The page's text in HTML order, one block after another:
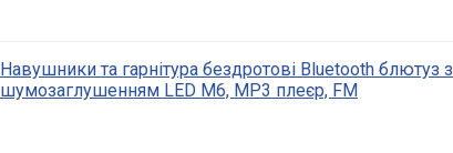
Навушники та гарнітура бездротові Bluetooth блютуз з
шумозаглушенням LED M6, MP3 плеєр, FM